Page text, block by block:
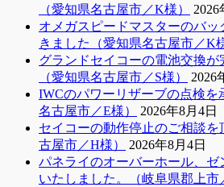
（愛知県名古屋市／K様）
2026
オメガスピードマスターのバ
きました（愛知県名古屋市／K
グランドセイコーの電池交換が
（愛知県名古屋市／S様）
2026
IWCのパワーリザーブの点検を
名古屋市／E様）
2026年8月4日
セイコーの動作停止のご相談を
古屋市／H様）
2026年8月4日
パネライのオーバーホール、ゼ
いたしました。（岐阜県郡上市